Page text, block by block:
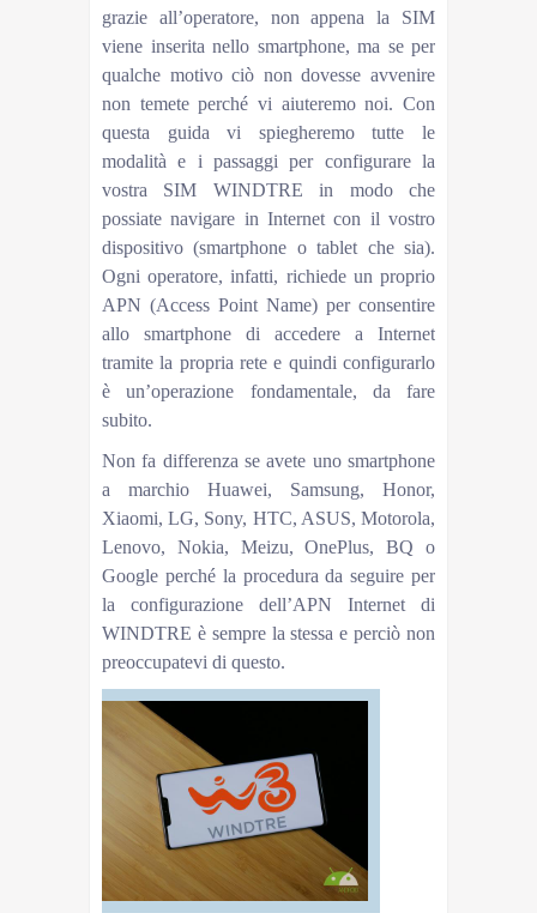
grazie all’operatore, non appena la SIM
viene inserita nello smartphone, ma se per
qualche motivo ciò non dovesse avvenire
non temete perché vi aiuteremo noi. Con
questa guida vi spiegheremo tutte le
modalità e i passaggi per configurare la
vostra SIM WINDTRE in modo che
possiate navigare in Internet con il vostro
dispositivo (smartphone o tablet che sia).
Ogni operatore, infatti, richiede un proprio
APN (Access Point Name) per consentire
allo smartphone di accedere a Internet
tramite la propria rete e quindi configurarlo
è un’operazione fondamentale, da fare
subito.
Non fa differenza se avete uno smartphone
a marchio Huawei, Samsung, Honor,
Xiaomi, LG, Sony, HTC, ASUS, Motorola,
Lenovo, Nokia, Meizu, OnePlus, BQ o
Google perché la procedura da seguire per
la configurazione dell’APN Internet di
WINDTRE è sempre la stessa e perciò non
preoccupatevi di questo.